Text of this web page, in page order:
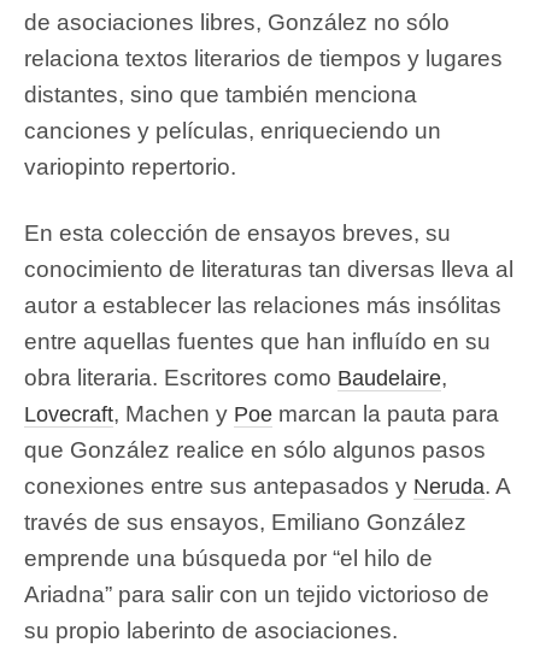
de asociaciones libres, González no sólo
relaciona textos literarios de tiempos y lugares
distantes, sino que también menciona
canciones y películas, enriqueciendo un
variopinto repertorio.
En esta colección de ensayos breves, su
conocimiento de literaturas tan diversas lleva al
autor a establecer las relaciones más insólitas
entre aquellas fuentes que han influído en su
obra literaria. Escritores como Baudelaire,
Lovecraft, Machen y Poe marcan la pauta para
que González realice en sólo algunos pasos
conexiones entre sus antepasados y Neruda. A
través de sus ensayos, Emiliano González
emprende una búsqueda por “el hilo de
Ariadna” para salir con un tejido victorioso de
su propio laberinto de asociaciones.